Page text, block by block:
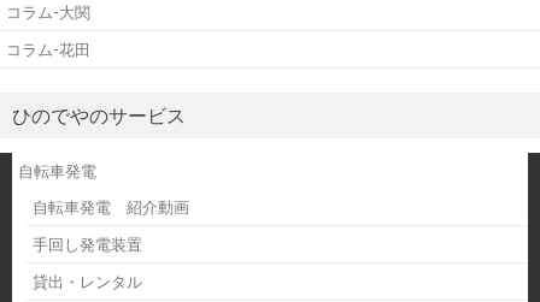
コラム-大関
コラム-花田
ひのでやのサービス
自転車発電
自転車発電 紹介動画
手回し発電装置
貸出・レンタル